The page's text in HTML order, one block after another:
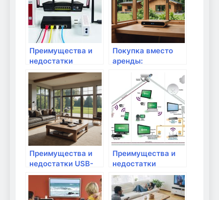
Преимущества и
недостатки
использования
VPN на уровне
роутера
Покупка вместо
аренды:
недостатки
Преимущества и
недостатки USB-
адаптеров для Wi-
Преимущества и
недостатки
проводных и
беспроводных
модемов